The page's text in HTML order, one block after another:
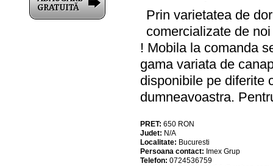
Prin varietatea de
comercializate de
! Mobila la comanda
gama variata de
disponibile pe diferite
dumneavoastra.
PRET: 650 RON
Judet: N/A
Localitate: Bucuresti
Persoana contact: Imex Grup
Telefon: 0724536759